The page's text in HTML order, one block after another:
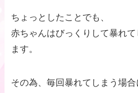
ちょっとしたことでも、
赤ちゃんはびっくりして暴れ
ます。
その為、毎回暴れてしまう場合